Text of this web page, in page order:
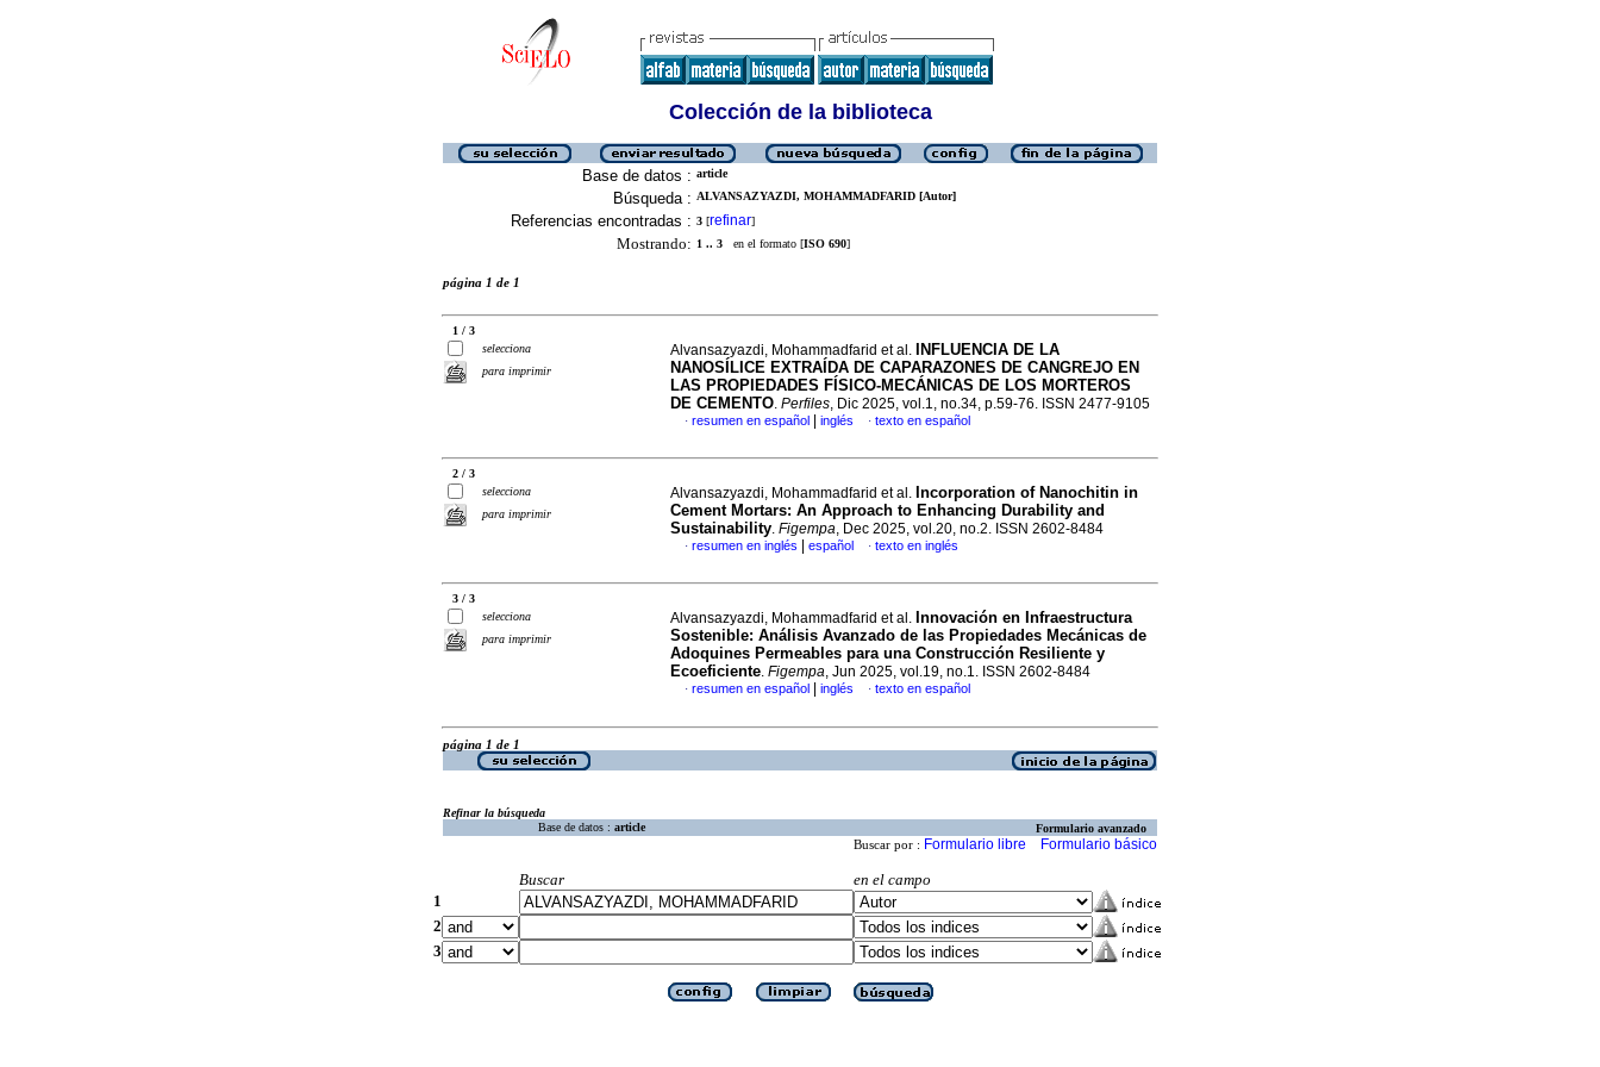
Colección de la biblioteca
Base de datos : article
Búsqueda : ALVANSAZYAZDI, MOHAMMADFARID [Autor]
Referencias encontradas : 3 [refinar]
Mostrando: 1 .. 3 en el formato [ISO 690]
página 1 de 1
1 / 3
selecciona
para imprimir
Alvansazyazdi, Mohammadfarid et al.
INFLUENCIA DE LA
NANOSÍLICE EXTRAÍDA DE CAPARAZONES DE CANGREJO EN
LAS PROPIEDADES FÍSICO-MECÁNICAS DE LOS MORTEROS
DE CEMENTO. Perfiles, Dic 2025, vol.1, no.34, p.59-76. ISSN 2477-9105
· resumen en español inglés · texto en español
2 / 3
selecciona
para imprimir
Alvansazyazdi, Mohammadfarid et al. Incorporation of Nanochitin in
Cement Mortars: An Approach to Enhancing Durability and
Sustainability. Figempa, Dec 2025, vol.20, no.2. ISSN 2602-8484
· resumen en inglés español · texto en inglés
3 / 3
selecciona
para imprimir
Alvansazyazdi, Mohammadfarid et al. Innovación en Infraestructura
Sostenible: Análisis Avanzado de las Propiedades Mecánicas de
Adoquines Permeables para una Construcción Resiliente y
Ecoeficiente. Figempa, Jun 2025, vol.19, no.1. ISSN 2602-8484
· resumen en español inglés · texto en español
página 1 de 1
Refinar la búsqueda
Base de datos : article Formulario avanzado
Buscar por : Formulario libre Formulario básico
Buscar
en el campo
1
2
3